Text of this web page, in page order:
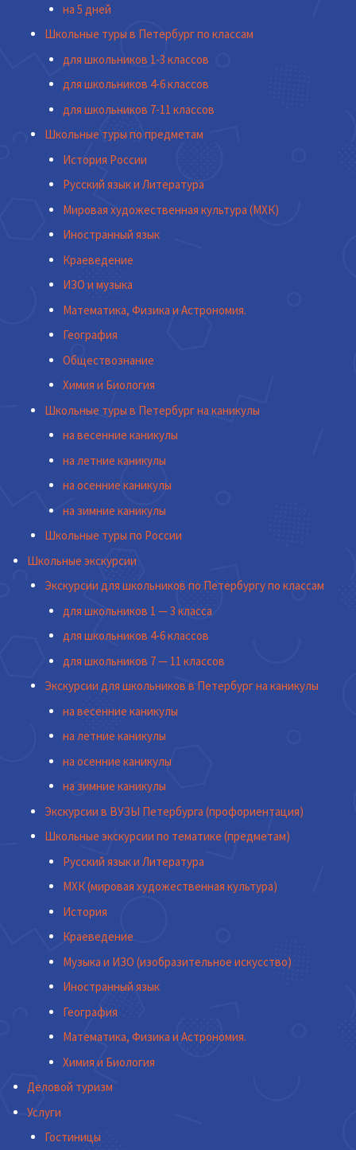
на 5 дней
Школьные туры в Петербург по классам
для школьников 1-3 классов
для школьников 4-6 классов
для школьников 7-11 классов
Школьные туры по предметам
История России
Русский язык и Литература
Мировая художественная культура (МХК)
Иностранный язык
Краеведение
ИЗО и музыка
Математика, Физика и Астрономия.
География
Обществознание
Химия и Биология
Школьные туры в Петербург на каникулы
на весенние каникулы
на летние каникулы
на осенние каникулы
на зимние каникулы
Школьные туры по России
Школьные экскурсии
Экскурсии для школьников по Петербургу по классам
для школьников 1 — 3 класса
для школьников 4-6 классов
для школьников 7 — 11 классов
Экскурсии для школьников в Петербург на каникулы
на весенние каникулы
на летние каникулы
на осенние каникулы
на зимние каникулы
Экскурсии в ВУЗЫ Петербурга (профориентация)
Школьные экскурсии по тематике (предметам)
Русский язык и Литература
МХК (мировая художественная культура)
История
Краеведение
Музыка и ИЗО (изобразительное искусство)
Иностранный язык
География
Математика, Физика и Астрономия.
Химия и Биология
Деловой туризм
Услуги
Гостиницы